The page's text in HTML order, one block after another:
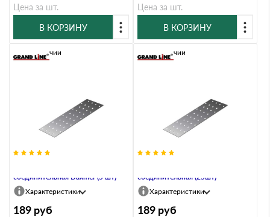
Цена за шт.
В КОРЗИНУ
Цена за шт.
В КОРЗИНУ
соединительная Daxmer (5 шт)
В наличии
Характеристики
189 руб
соединительная (25шт)
В наличии
Характеристики
189 руб